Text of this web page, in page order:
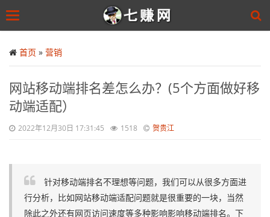
to
main
Toggle
首页 » 营销
网站移动端排名差怎么办？(5个方面做好移
动端适配）
2022年12月30日 17:31:45 1518 贺贵江
针对移动端排名不理想等问题，我们可以从很多方面进
行分析，比如网站移动端适配问题就是很重要的一块，当然
除此之外还有网页访问速度等多种影响影响移动端排名。下